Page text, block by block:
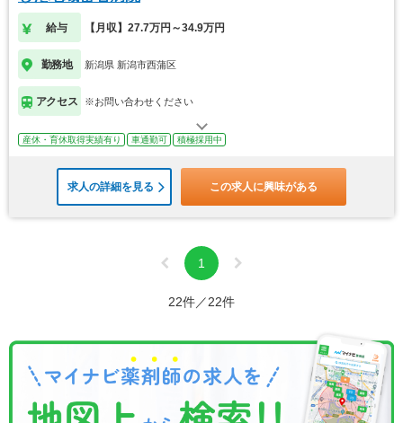
給与 【月収】27.7万円～34.9万円
勤務地 新潟県 新潟市西蒲区
アクセス ※お問い合わせください
産休・育休取得実績有り 車通勤可 積極採用中
求人の詳細を見る この求人に興味がある
1
22件／22件